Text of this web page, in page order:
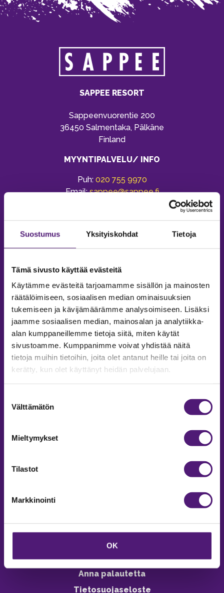
Suostumus Yksityiskohdat Tietoja
Tämä sivusto käyttää evästeitä
Käytämme evästeitä tarjoamamme sisällön ja mainosten
räätälöimiseen, sosiaalisen median ominaisuuksien
tukemiseen ja kävijämäärämme analysoimiseen. Lisäksi
jaamme sosiaalisen median, mainosalan ja analytiikka-
alan kumppaneillemme tietoja siitä, miten käytät
sivustoamme. Kumppanimme voivat yhdistää näitä
tietoja muihin tietoihin, joita olet antanut heille tai joita on
kerätty, kun olet käyttänyt heidän palvelujaan.
valinta
Välttämätön
Mieltymykset
Tilastot
Markkinointi
OK
SAPPEE RESORT
Sappeenvuorentie 200
36450 Salmentaka, Pälkäne
Finland
MYYNTIPALVELU/ INFO
Puh: 020 755 9970
Email:sappee@sappee.fi
MAJOITUS
Tiedustelut & Varaukset
Vastuullisuus
Ympäristöohjelma
Avoimet työpaikat
Anna palautetta
Tietosuojaseloste